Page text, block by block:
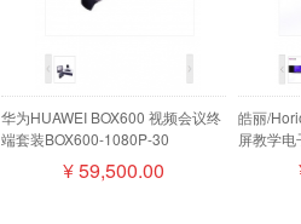
华为HUAWEI BOX600 视频会议终
端套装BOX600-1080P-30
camera200摄像机MIC500全向麦
¥59,500.00
皓丽/
屏教学